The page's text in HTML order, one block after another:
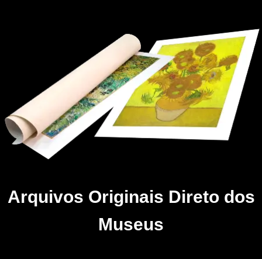
Arquivos Originais Direto dos
Museus